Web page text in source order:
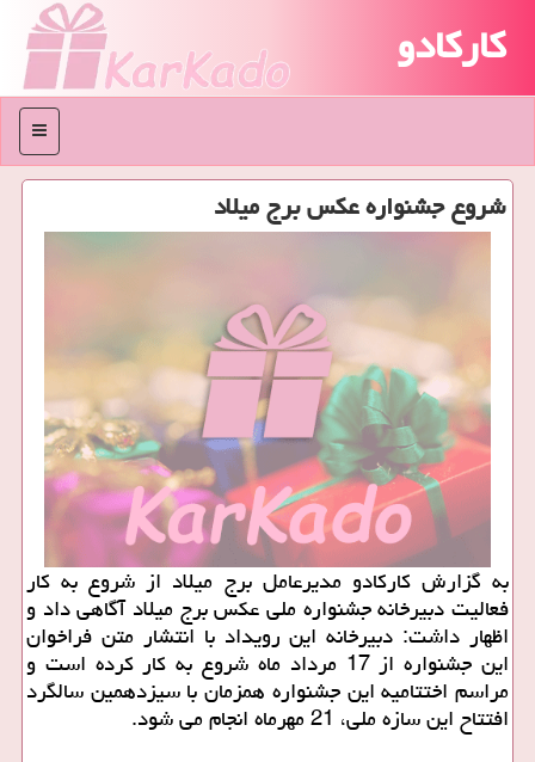
کارکادو
منو
شروع جشنواره عکس برج میلاد
به گزارش کارکادو مدیرعامل برج میلاد از شروع به کار
فعالیت دبیرخانه جشنواره ملی عکس برج میلاد آگاهی داد و
اظهار داشت: دبیرخانه این رویداد با انتشار متن فراخوان
این جشنواره از 17 مرداد ماه شروع به کار کرده است و
مراسم اختتامیه این جشنواره همزمان با سیزدهمین سالگرد
افتتاح این سازه ملی، 21 مهرماه انجام می شود.